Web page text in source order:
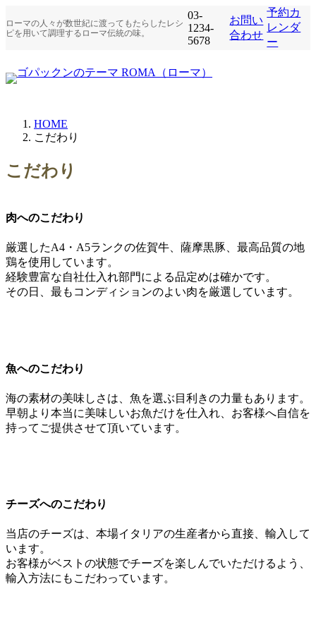
ン
ツ
へ
ビ
シ
ョ
ローマの人々が数世紀に渡ってもたらしたレシ
ピを用いて調理するローマ伝統の味。
03-
1234-
5678
お問い
合わせ
予約カ
レンダ
ー
HOME
こだわり
こだわり
肉へのこだわり
厳選したA4・A5ランクの佐賀牛、薩摩黒豚、最高品質の地
鶏を使用しています。
経験豊富な自社仕入れ部門による品定めは確かです。
その日、最もコンディションのよい肉を厳選しています。
魚へのこだわり
海の素材の美味しさは、魚を選ぶ目利きの力量もあります。
早朝より本当に美味しいお魚だけを仕入れ、お客様へ自信を
持ってご提供させて頂いています。
チーズへのこだわり
当店のチーズは、本場イタリアの生産者から直接、輸入して
います。
お客様がベストの状態でチーズを楽しんでいただけるよう、
輸入方法にもこだわっています。